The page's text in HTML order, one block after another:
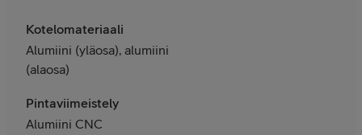
Kotelomateriaali
Alumiini (yläosa), alumiini
(alaosa)
Pintaviimeistely
Alumiini CNC